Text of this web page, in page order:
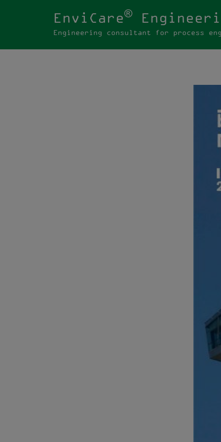
EnviCare®
Engineering consultant for process